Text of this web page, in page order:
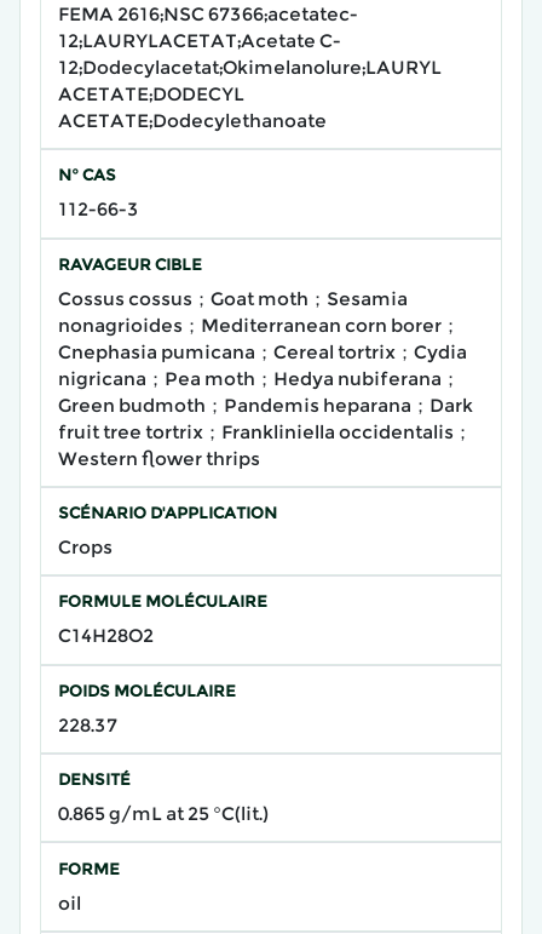
FEMA 2616;NSC 67366;acetatec-
12;LAURYLACETAT;Acetate C-
12;Dodecylacetat;Okimelanolure;LAURYL
ACETATE;DODECYL
ACETATE;Dodecylethanoate
N° CAS
112-66-3
RAVAGEUR CIBLE
Cossus cossus；Goat moth；Sesamia
nonagrioides；Mediterranean corn borer；
Cnephasia pumicana；Cereal tortrix；Cydia
nigricana；Pea moth；Hedya nubiferana；
Green budmoth；Pandemis heparana；Dark
fruit tree tortrix；Frankliniella occidentalis；
Western flower thrips
SCÉNARIO D'APPLICATION
Crops
FORMULE MOLÉCULAIRE
C14H28O2
POIDS MOLÉCULAIRE
228.37
DENSITÉ
0.865 g/mL at 25 °C(lit.)
FORME
oil